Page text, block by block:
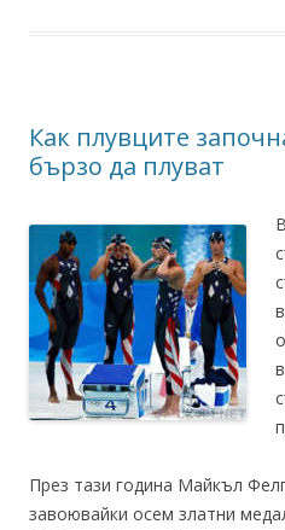
Как плувците
бързо да плуват
През тази година Майкъл
завоювайки осем златни